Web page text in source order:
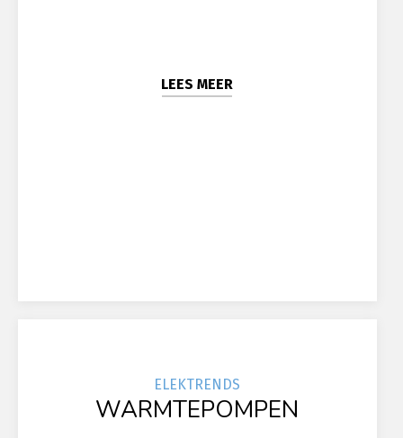
LEES MEER
ELEKTRENDS
WARMTEPOMPEN